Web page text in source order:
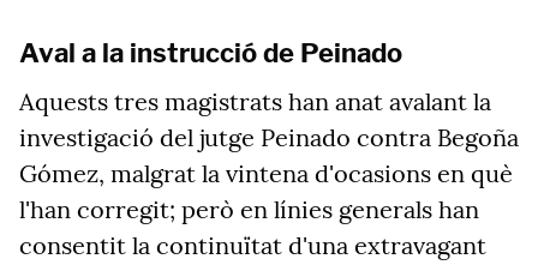
Aval a la instrucció de Peinado
Aquests tres magistrats han anat avalant la
investigació del jutge Peinado contra Begoña
Gómez, malgrat la vintena d'ocasions en què
l'han corregit; però en línies generals han
consentit la continuïtat d'una extravagant